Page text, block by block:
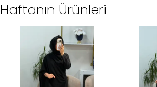
Haftanın Ürünleri